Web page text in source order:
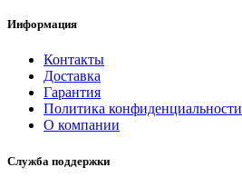
Информация
Контакты
Доставка
Гарантия
Политика конфиденциальности
О компании
Служба поддержки